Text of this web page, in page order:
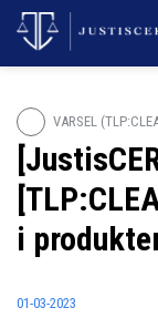
VARSEL
i
01-03-2023